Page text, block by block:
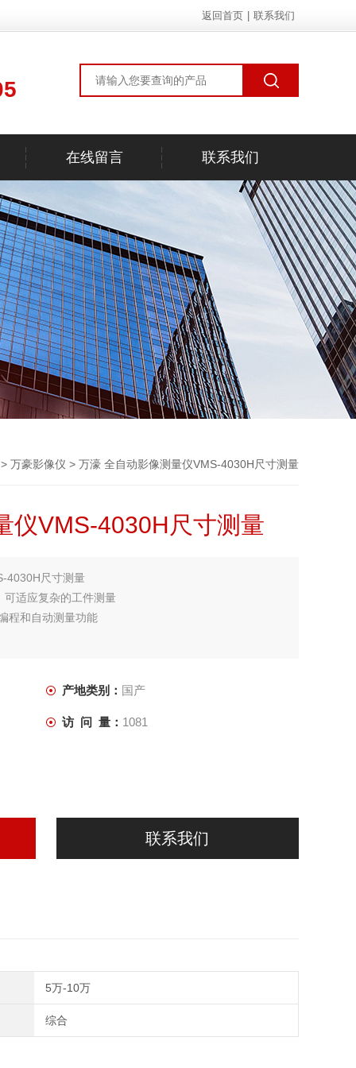
返回首页 联系我们
在线留言 联系我们
万豪影像仪 > 万濠 全自动影像测量仪VMS-4030H尺寸测量
仪VMS-4030H尺寸测量
4030H尺寸测量
可适应复杂的工件测量
程和自动测量功能
产地类别： 国产
访 问 量： 1081
联系我们
5万-10万
综合